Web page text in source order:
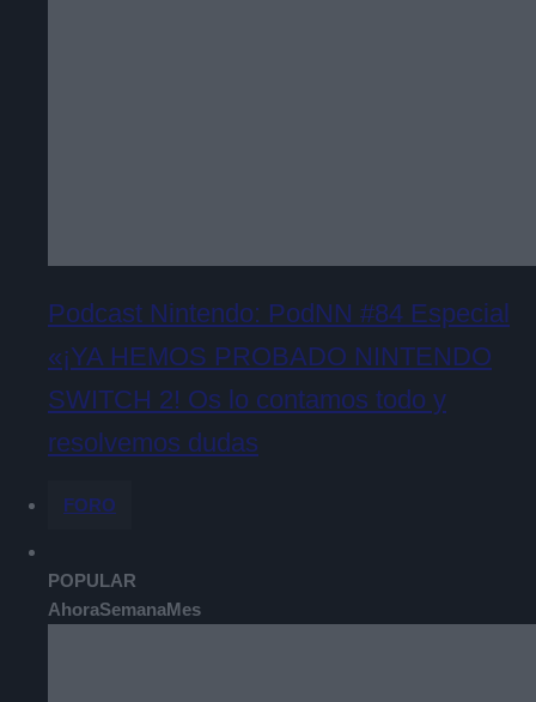
Podcast Nintendo: PodNN #84 Especial
«¡YA HEMOS PROBADO NINTENDO
SWITCH 2! Os lo contamos todo y
resolvemos dudas
FORO
POPULAR
AhoraSemanaMes